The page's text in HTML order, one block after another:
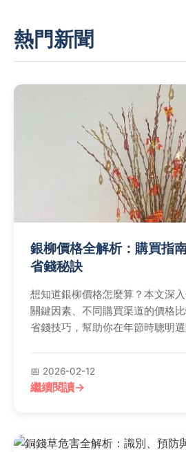
熱門新聞
銀柳價格全解析：購買指
省錢秘訣
想知道銀柳價格怎麼算？本文深
關鍵因素、不同購買渠道的價格
省錢技巧，幫助你在年節時聰明選
📅 2026-02-12
繼續閱讀